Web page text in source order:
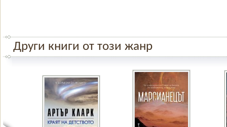
Други книги от този жанр